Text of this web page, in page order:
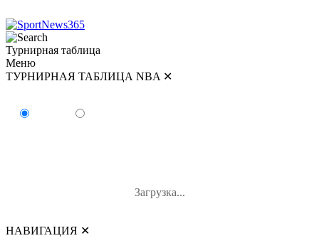
Турнирная таблица
Меню
ТУРНИРНАЯ ТАБЛИЦА NBA ✕
Загрузка...
НАВИГАЦИЯ ✕